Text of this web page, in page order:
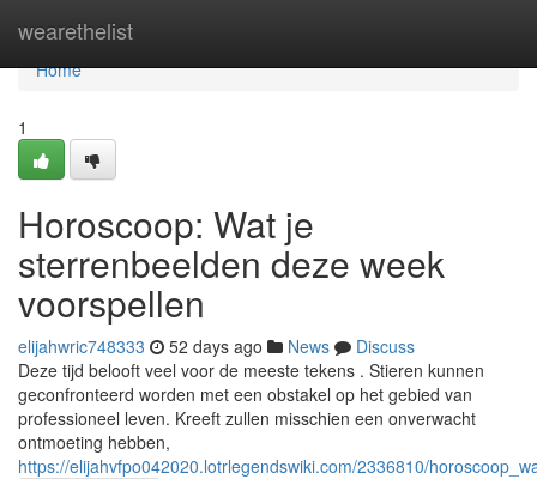
wearethelist
Home
Home
1
Horoscoop: Wat je
sterrenbeelden deze week
voorspellen
elijahwric748333 52 days ago News
Discuss
Deze tijd belooft veel voor de meeste tekens . Stieren kunnen
geconfronteerd worden met een obstakel op het gebied van
professioneel leven. Kreeft zullen misschien een onverwacht
ontmoeting hebben,
https://elijahvfpo042020.lotrlegendswiki.com/2336810/